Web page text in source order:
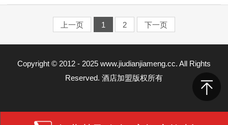
上一页 1 2 下一页
Copyright © 2012 - 2025 www.jiudianjiameng.cc. All Rights
Reserved. 酒店加盟版权所有